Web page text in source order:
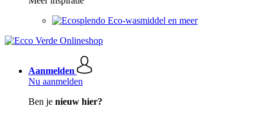
Eco-wasmiddel en meer
Aanmelden
Nu aanmelden
Ben je nieuw hier?